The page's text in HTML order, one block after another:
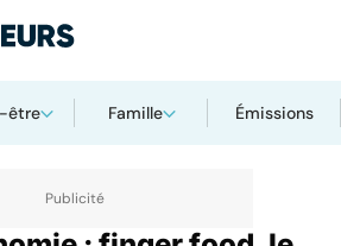
être Famille Émissions